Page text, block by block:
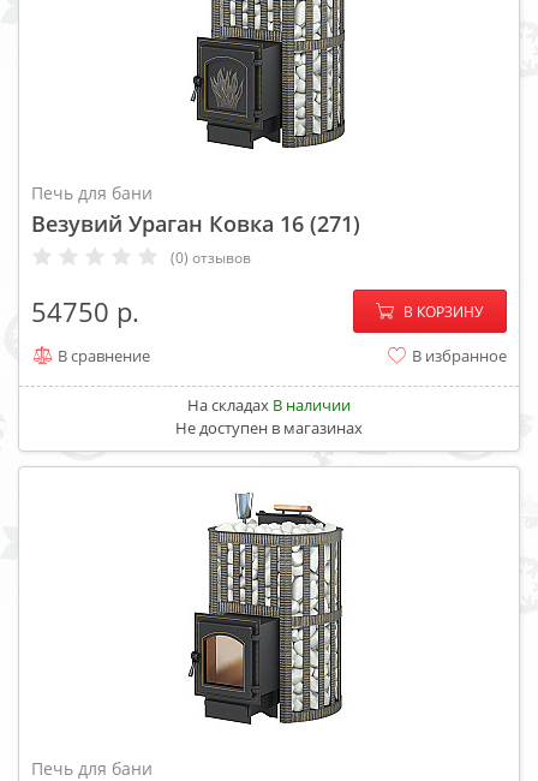
Печь для бани
Везувий Ураган Ковка 16 (271)
(0) отзывов
54750 − +
В КОРЗИНУ
В сравнение В избранное
На складах В наличии
Не доступен в магазинах
Печь для бани